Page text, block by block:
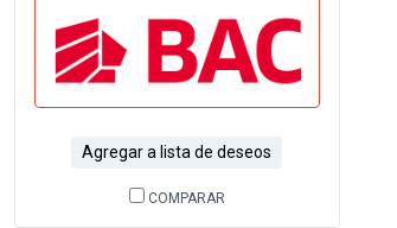
Agregar a lista de deseos
COMPARAR